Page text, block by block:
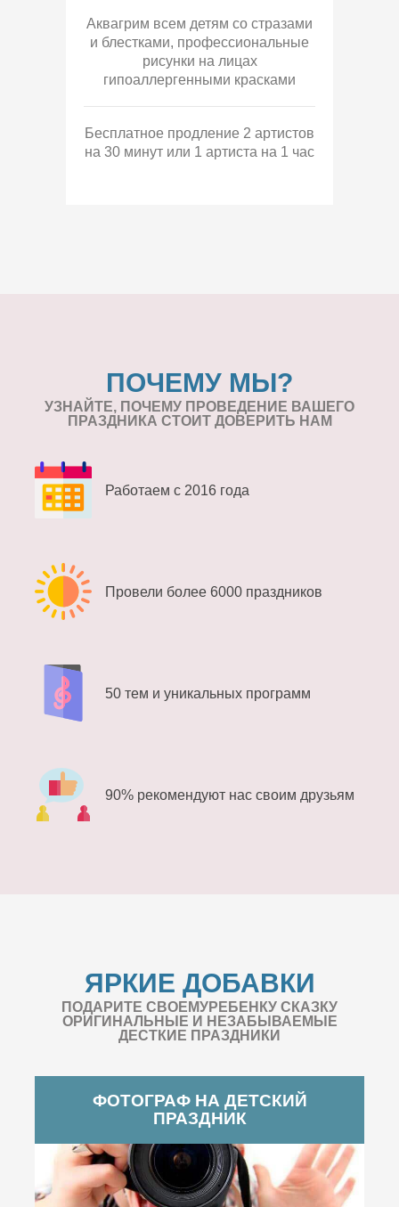
Аквагрим всем детям со стразами
и блестками, профессиональные
рисунки на лицах
гипоаллергенными красками
Бесплатное продление 2 артистов
на 30 минут или 1 артиста на 1 час
ПОЧЕМУ МЫ?
УЗНАЙТЕ, ПОЧЕМУ ПРОВЕДЕНИЕ ВАШЕГО
ПРАЗДНИКА СТОИТ ДОВЕРИТЬ НАМ
Работаем с 2016 года
Провели более 6000 праздников
50 тем и уникальных программ
90% рекомендуют нас своим друзьям
ЯРКИЕ ДОБАВКИ
ПОДАРИТЕ СВОЕМУРЕБЕНКУ СКАЗКУ
ОРИГИНАЛЬНЫЕ И НЕЗАБЫВАЕМЫЕ
ДЕСТКИЕ ПРАЗДНИКИ
ФОТОГРАФ НА ДЕТСКИЙ
ПРАЗДНИК